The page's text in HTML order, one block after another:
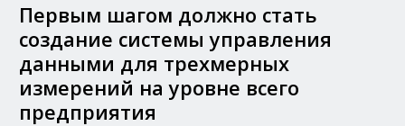
Первым шагом должно стать
создание системы управления
данными для трехмерных
измерений на уровне всего
предприятия